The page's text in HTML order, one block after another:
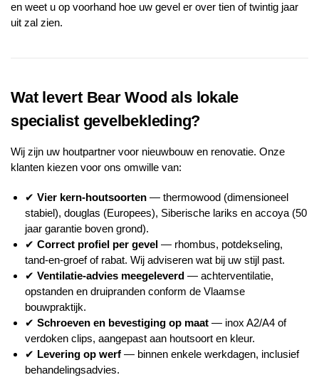
en weet u op voorhand hoe uw gevel er over tien of twintig jaar
uit zal zien.
Wat levert Bear Wood als lokale
specialist gevelbekleding?
Wij zijn uw houtpartner voor nieuwbouw en renovatie. Onze
klanten kiezen voor ons omwille van:
✔ Vier kern-houtsoorten — thermowood (dimensioneel
stabiel), douglas (Europees), Siberische lariks en accoya (50
jaar garantie boven grond).
✔ Correct profiel per gevel — rhombus, potdekseling,
tand-en-groef of rabat. Wij adviseren wat bij uw stijl past.
✔ Ventilatie-advies meegeleverd — achterventilatie,
opstanden en druipranden conform de Vlaamse
bouwpraktijk.
✔ Schroeven en bevestiging op maat — inox A2/A4 of
verdoken clips, aangepast aan houtsoort en kleur.
✔ Levering op werf — binnen enkele werkdagen, inclusief
behandelingsadvies.